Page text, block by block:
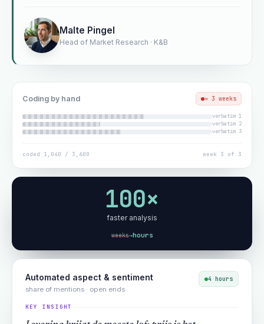
Malte Pingel
Head of Market Research · K&B
Coding by hand ≈ 3 weeks
verbatim 1
verbatim 2
verbatim 3
coded 1,040 / 3,600 week 3 of 3
100×
faster analysis
weeks→hours
Automated aspect & sentiment
share of mentions · open ends
4 hours
KEY INSIGHT